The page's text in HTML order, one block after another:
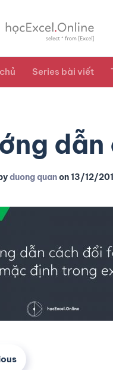
Series bài viết
duong quanon13/12/